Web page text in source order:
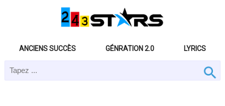
ANCIENS SUCCÈS GÉNRATION 2.0 LYRICS